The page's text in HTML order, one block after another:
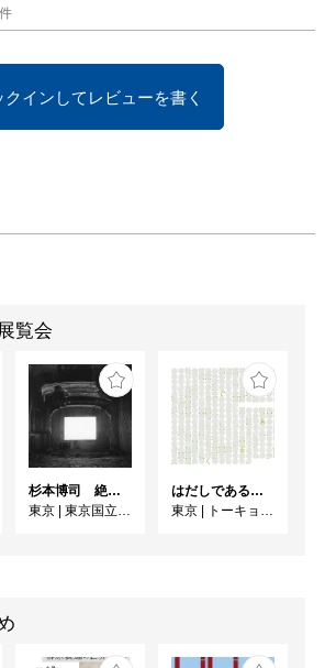
件
クインしてレビューを書く
覧会
杉本博司 絶滅写真
東京
東京国立近代美術館
はだしであるく [トーキョーアーツアンドスペースレジデンス2026 成果発表展 ]
東京
トーキョーアーツアンドスペース本郷